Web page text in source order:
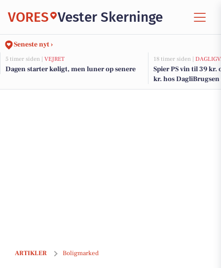
VORES Vester Skerninge
Seneste nyt ›
5 timer siden | VEJRET
Dagen starter køligt, men luner op senere
18 timer siden |
Spier PS vin til 39 kr.
kr. hos DagliBrugsen
ARTIKLER Boligmarked
Fåborgvej 123 er til salg for kun 475.000 kr.: Se de billigste boliger